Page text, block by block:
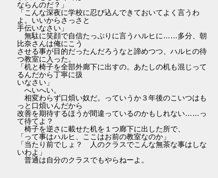
ならんのだ？」
「こんな深夜に学校に忍び込んできておいてよく言うわ
よ。いいからさっさと
手伝いなさい」
無駄に笑顔で自信たっぷりに言うハルヒに……多分、朝
比奈さんは俺にこう
させる事が目的だったんだろうなと諦めつつ、ハルヒの待
つ教室に入った。
「机と椅子を全部外廊下に出すの。あたしの机も混じって
るんだから丁寧に扱
いなさい」
へいへい。
相変わらず口煩い奴だ。っていうか３年後のこいつはも
っと口煩いんだから
改善を期待するほうが間違っているのかもしれない……っ
て待てよ？
椅子を逆さに載せた机を１つ廊下に出した所で、
「って事はハルヒ、ここはお前の教室なのか」
「当たり前でしょ？ 人のクラスでこんな無茶な事はしな
いわよ」
普通は自分のクラスでもやらねーよ。